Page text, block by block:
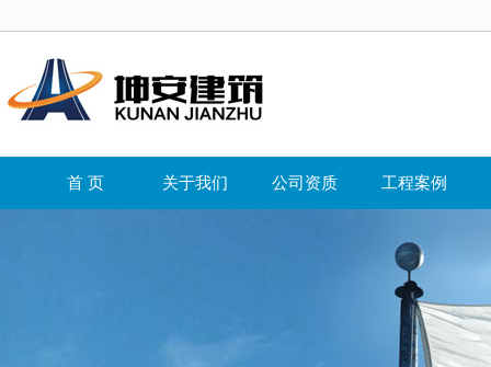
首 页 关于我们 公司资质 工程案例